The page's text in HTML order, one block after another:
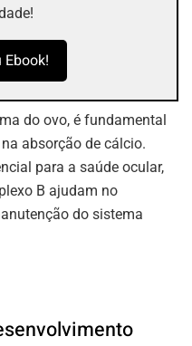
do ovo, é fundamental
absorção de cálcio.
para a saúde ocular,
B ajudam no
do sistema